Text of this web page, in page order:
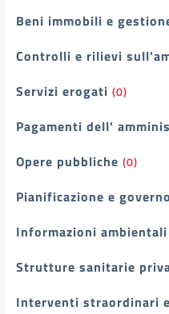
Beni immobili e
Controlli e rilievi
Servizi erogati (0)
Pagamenti dell'
Opere pubbliche (0)
Pianificazione e
Informazioni ambientali
Strutture sanitarie
Interventi straordinari